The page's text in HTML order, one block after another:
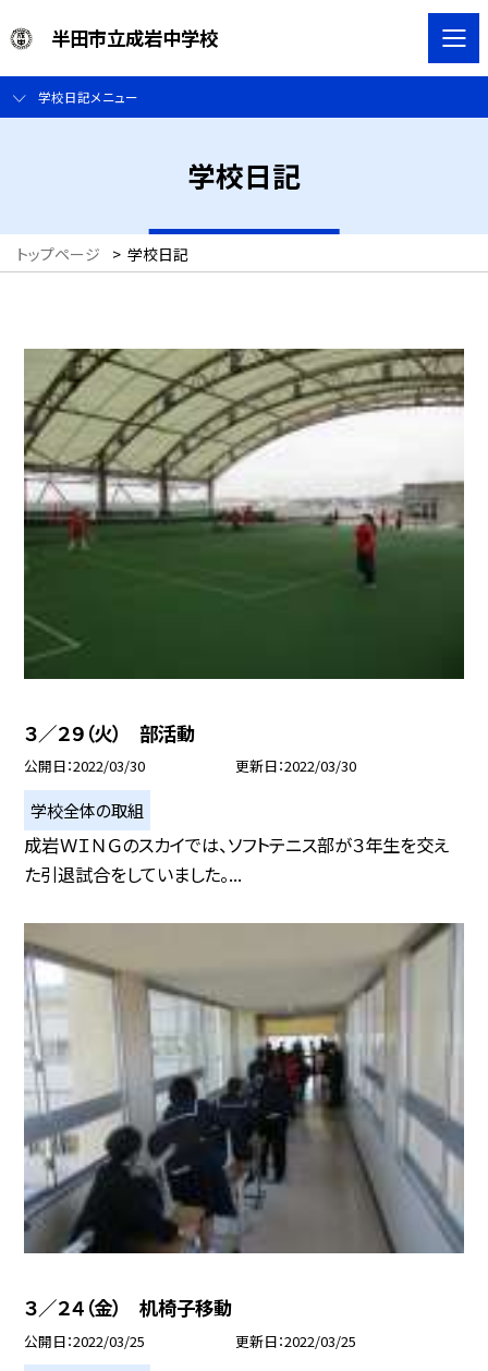
半田市立成岩中学校
学校日記メニュー
学校日記
トップページ > 学校日記
３／２９（火） 部活動
公開日 2022/03/30 更新日 2022/03/30
学校全体の取組
成岩ＷＩＮＧのスカイでは、ソフトテニス部が３年生を交え
た引退試合をしていました。...
３／２４（金） 机椅子移動
公開日 2022/03/25 更新日 2022/03/25